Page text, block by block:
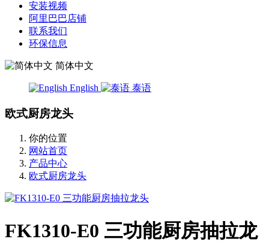
安装视频
阿里巴巴店铺
联系我们
环保信息
简体中文
English 泰语
欧式厨房龙头
你的位置
网站首页
产品中心
欧式厨房龙头
FK1310-E0 三功能厨房抽拉龙